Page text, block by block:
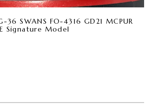
36 SWANS FO-4316 GD21 MCPUR
Signature Model